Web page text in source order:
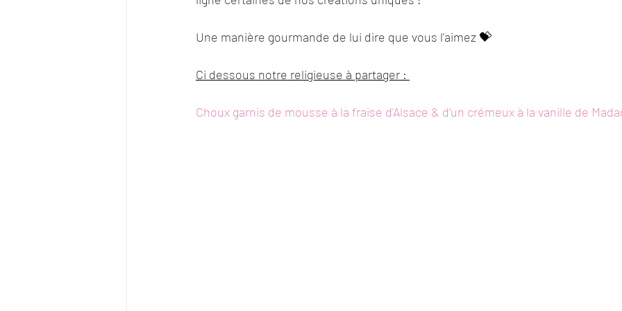
Une manière gourmande de lui dire que vous l'aimez 💝
Ci dessous notre religieuse à partager :
Choux garnis de mousse à la fraise d'Alsace & d’un crémeux à la vanille de